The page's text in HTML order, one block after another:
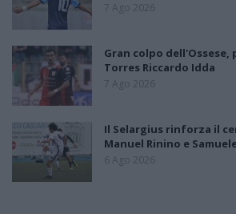
7 Ago 2026
Gran colpo dell'Ossese,
Torres Riccardo Idda
7 Ago 2026
Il Selargius rinforza il
Manuel Rinino e
6 Ago 2026